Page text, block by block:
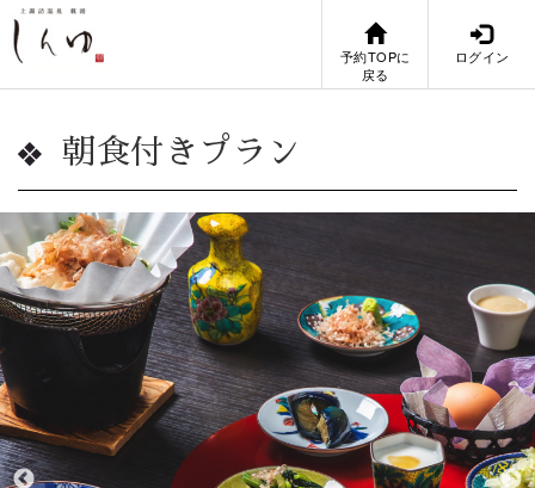
予約TOPに
戻る
ログイン
朝食付きプラン